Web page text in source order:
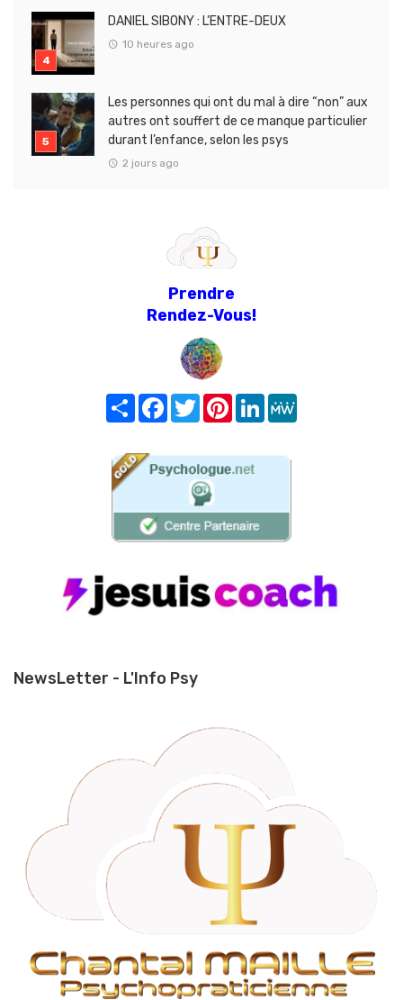
DANIEL SIBONY : L’ENTRE-DEUX
10 heures ago
Les personnes qui ont du mal à dire “non” aux
autres ont souffert de ce manque particulier
durant l’enfance, selon les psys
2 jours ago
Prendre
Rendez-Vous!
Share FacebookTwitterPinterest
LinkedIn
NewsLetter - L'Info Psy